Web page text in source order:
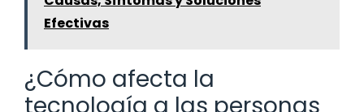
Efectivas
¿Cómo afecta la